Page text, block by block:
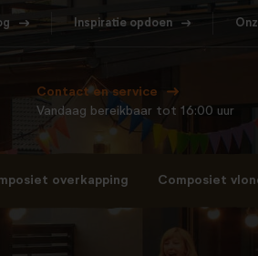
Inspiratie opdoen
Contact en service
Vandaag bereikbaar tot 16:00 uur
overkapping Composiet